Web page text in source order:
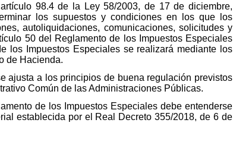
98.4 de la Ley 58/2003, de 17 de diciembre,
los supuestos y condiciones en los que los
autoliquidaciones, comunicaciones, solicitudes y
50 del Reglamento de los Impuestos Especiales
los Impuestos Especiales se realizará mediante los
de Hacienda.
ajusta a los principios de buena regulación previstos
Común de las Administraciones Públicas.
de los Impuestos Especiales debe entenderse
establecida por el Real Decreto 355/2018, de 6 de